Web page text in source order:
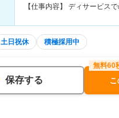
【仕事内容】 ディサービス
土日祝休 積極採用中
保存する